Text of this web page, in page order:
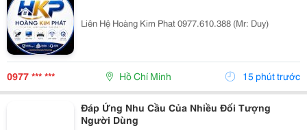
Liên Hệ Hoàng Kim Phat 0977.610.388 (Mr: Duy)
0977 *** *** Hồ Chí Minh 15 phút trước
Đáp Ứng Nhu Cầu Của Nhiều Đối Tượng
Người Dùng